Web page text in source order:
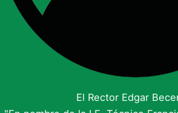
El Rector Edgar